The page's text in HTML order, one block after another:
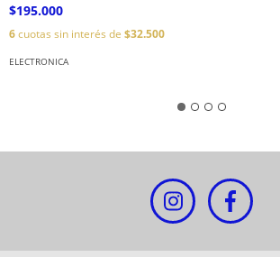
$195.000
6cuotas sin interés de $32.500
ELECTRONICA